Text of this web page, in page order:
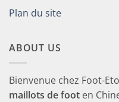
Plan du site
ABOUT US
Bienvenue chez Foot-
maillots de foot en